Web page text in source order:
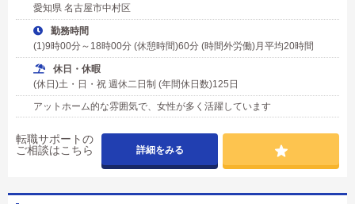
愛知県 名古屋市中村区
勤務時間
(1)9時00分～18時00分 (休憩時間)60分 (時間外労働)月平均20時間
休日・休暇
(休日)土・日・祝 週休二日制 (年間休日数)125日
アットホーム的な雰囲気で、女性が多く活躍しています
転職サポートの
ご相談はこちら
詳細をみる